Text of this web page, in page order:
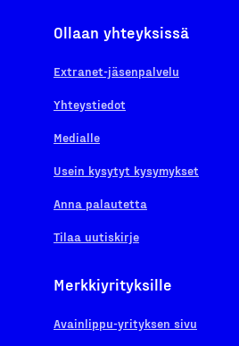
Ollaan yhteyksissä
Extranet-jäsenpalvelu
Yhteystiedot
Medialle
Usein kysytyt kysymykset
Anna palautetta
Tilaa uutiskirje
Merkkiyrityksille
Avainlippu-yrityksen sivu